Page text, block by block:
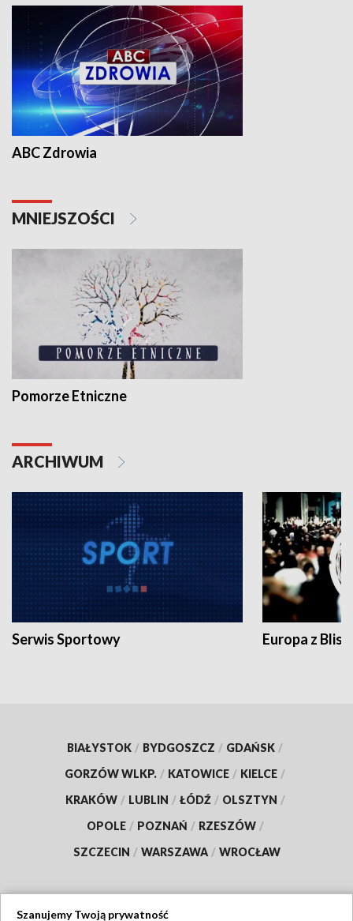
ABC Zdrowia
MNIEJSZOŚCI
Pomorze Etniczne
ARCHIWUM
Serwis Sportowy Europa z
BIAŁYSTOK / BYDGOSZCZ / GDAŃSK /
GORZÓW WLKP. / KATOWICE / KIELCE /
KRAKÓW / LUBLIN / ŁÓDŹ / OLSZTYN /
OPOLE / POZNAŃ / RZESZÓW /
SZCZECIN / WARSZAWA / WROCŁAW
Szanujemy Twoją prywatność